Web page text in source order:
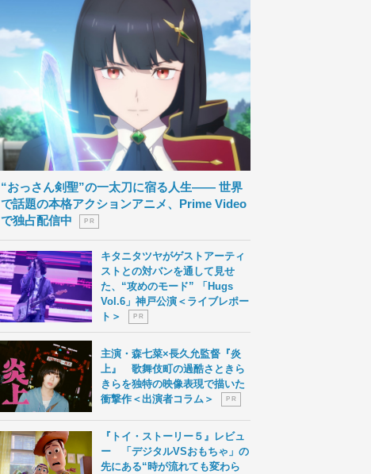
“おっさん剣聖”の一太刀に宿る人生―― 世界
で話題の本格アクションアニメ、Prime Video
で独占配信中
P R
キタニタツヤがゲストアーティ
ストとの対バンを通して見せ
た、“攻めのモード” 「Hugs
Vol.6」神戸公演＜ライブレポー
ト＞
P R
主演・森七菜×長久允監督『炎
上』 歌舞伎町の過酷さときら
きらを独特の映像表現で描いた
衝撃作＜出演者コラム＞
P R
『トイ・ストーリー５』レビュ
ー 「デジタルVSおもちゃ」の
先にある“時が流れても変わら